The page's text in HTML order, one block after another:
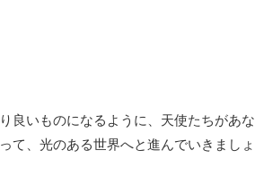
良いものになるように、天使たちがあな
て、光のある世界へと進んでいきましょ